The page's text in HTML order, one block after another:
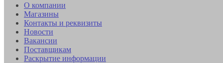
О компании
Магазины
Контакты и реквизиты
Новости
Вакансии
Поставщикам
Раскрытие информации